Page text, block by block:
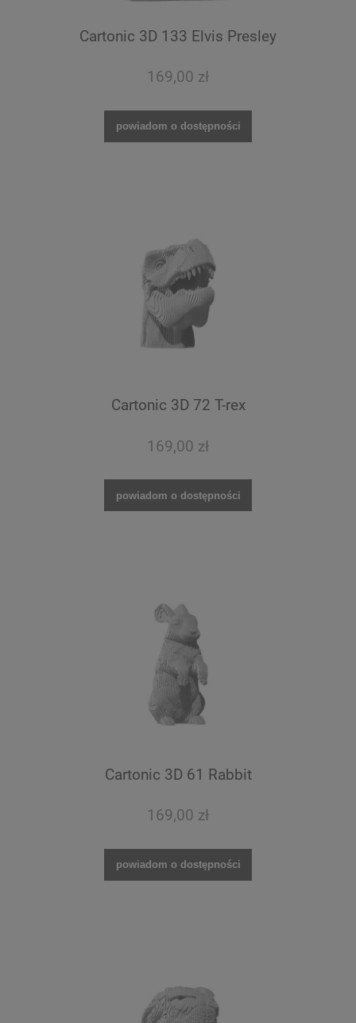
Cartonic 3D 133 Elvis Presley
169,00 zł
powiadom o dostępności
Cartonic 3D 72 T-rex
169,00 zł
powiadom o dostępności
Cartonic 3D 61 Rabbit
169,00 zł
powiadom o dostępności